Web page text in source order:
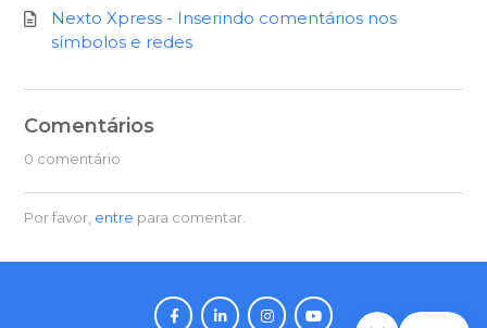
Nexto Xpress - Inserindo comentários nos
símbolos e redes
Comentários
0 comentário
Por favor, entre para comentar.